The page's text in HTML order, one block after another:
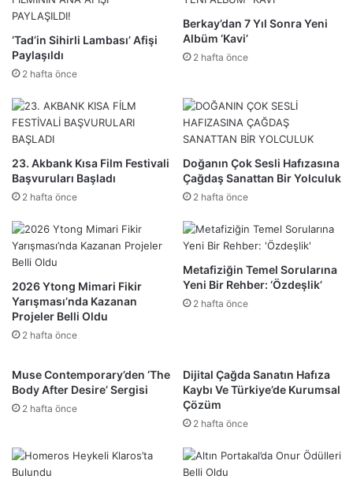
‘Tad’in Sihirli Lambası’ Afişi
Paylaşıldı
2 hafta önce
Berkay’dan 7 Yıl Sonra Yeni
Albüm ‘Kavi’
2 hafta önce
23. Akbank Kısa Film Festivali
Başvuruları Başladı
2 hafta önce
Doğanın Çok Sesli Hafızasına
Çağdaş Sanattan Bir Yolculuk
2 hafta önce
2026 Ytong Mimari Fikir
Yarışması’nda Kazanan
Projeler Belli Oldu
2 hafta önce
Metafiziğin Temel Sorularına
Yeni Bir Rehber: ‘Özdeşlik’
2 hafta önce
Muse Contemporary’den ‘The
Body After Desire’ Sergisi
2 hafta önce
Dijital Çağda Sanatın Hafıza
Kaybı Ve Türkiye’de Kurumsal
Çözüm
2 hafta önce